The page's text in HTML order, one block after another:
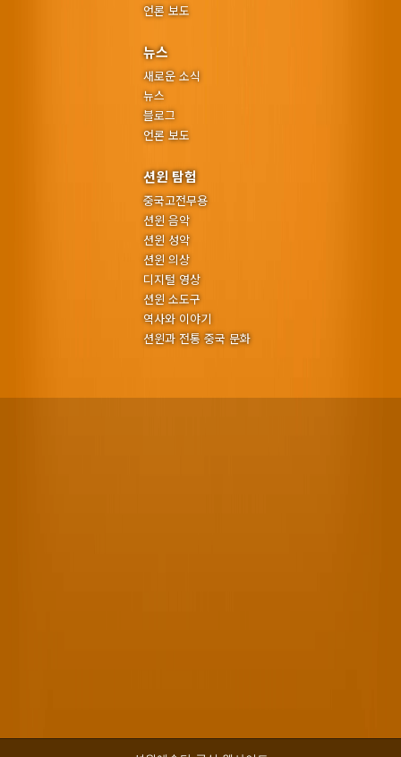
언론 보도
뉴스
새로운 소식
뉴스
블로그
언론 보도
션윈 탐험
중국고전무용
션윈 음악
션윈 성악
션윈 의상
디지털 영상
션윈 소도구
역사와 이야기
션윈과 전통 중국 문화